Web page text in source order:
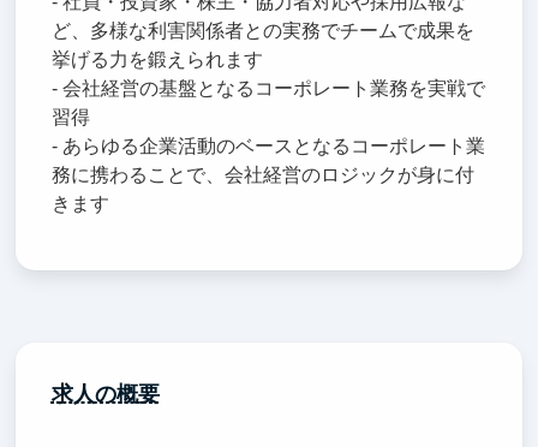
ど、多様な利害関係者との実務でチームで成果を
挙げる力を鍛えられます
- 会社経営の基盤となるコーポレート業務を実戦で
習得
- あらゆる企業活動のベースとなるコーポレート業
務に携わることで、会社経営のロジックが身に付
きます
求人の概要